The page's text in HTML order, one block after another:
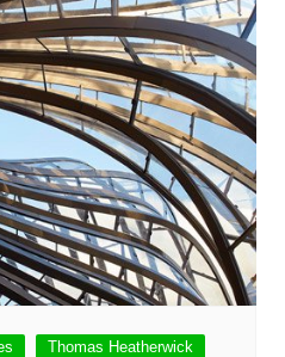
Thomas Heatherwick